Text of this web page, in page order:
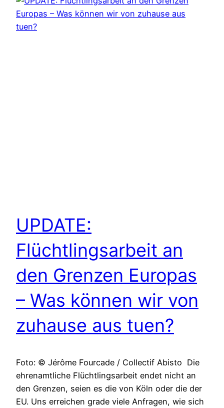
UPDATE:
Flüchtlingsarbeit an
den Grenzen Europas
– Was können wir von
zuhause aus tuen?
Foto: © Jérôme Fourcade / Collectif Abisto Die
ehrenamtliche Flüchtlingsarbeit endet nicht an
den Grenzen, seien es die von Köln oder die der
EU. Uns erreichen grade viele Anfragen, wie sich